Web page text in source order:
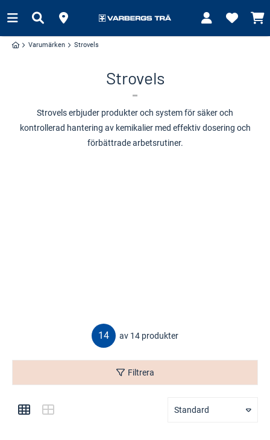
Varumärken Strovels
Strovels
Strovels erbjuder produkter och system för säker och
kontrollerad hantering av kemikalier med effektiv dosering och
förbättrade arbetsrutiner.
14 av 14 produkter
Filtrera
Standard